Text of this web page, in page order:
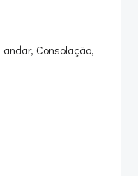
Consolação,